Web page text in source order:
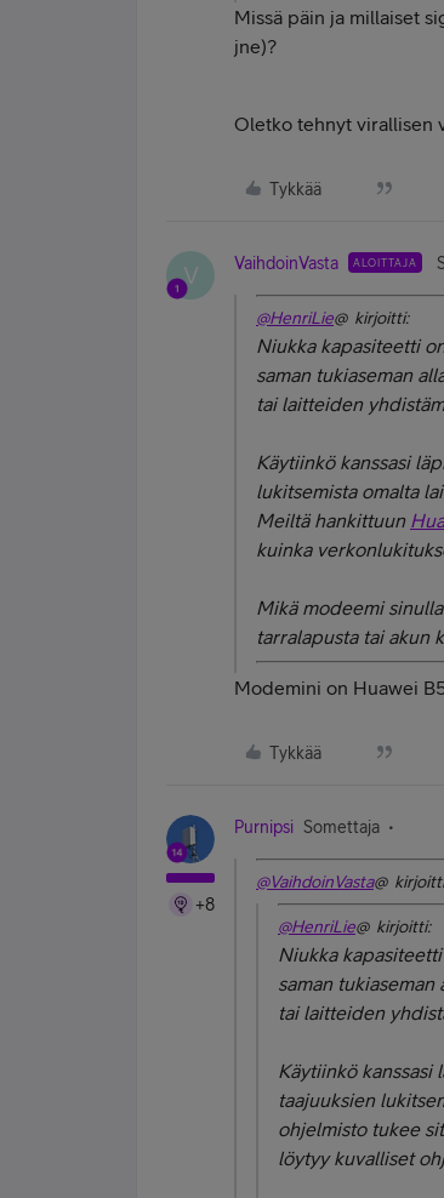
Missä päin ja millaiset
jne)?
Oletko tehnyt virallisen
Tykkää
V VaihdoinVasta ALOITTAJA
@HenriLie@ kirjoitti:
Niukka kapasiteetti
saman tukiaseman
tai laitteiden
Käytiinkö kanssasi
lukitsemista omalta
Meiltä hankittuun
kuinka
Mikä modeemi
tarralapusta tai akun
Modemini on Huawei
Tykkää
+8
Purnipsi Somettaja
@VaihdoinVasta@
@HenriLie@ kirjoitti:
Niukka
saman
tai laitteiden
Käytiinkö
taajuuksien
ohjelmisto tukee
löytyy kuvalliset